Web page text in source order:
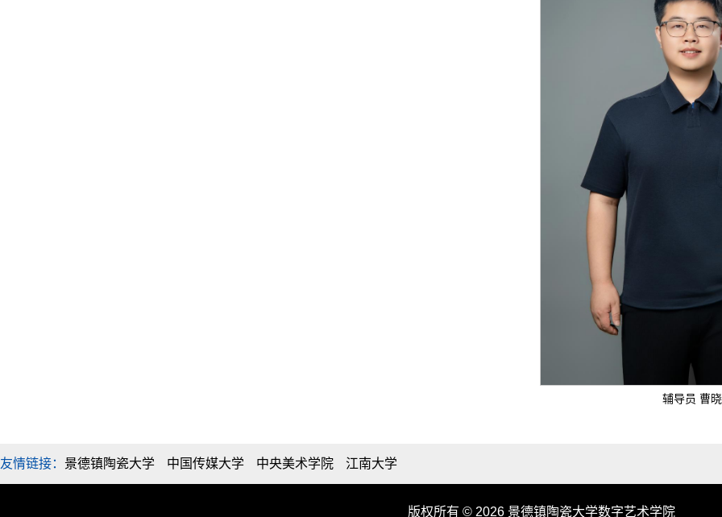
辅导员 曹
友情链接： 景德镇陶瓷大学 中国传媒大学 中央美术学院 江南大学
版权所有 © 2026 景德镇陶瓷大学数字艺术学院